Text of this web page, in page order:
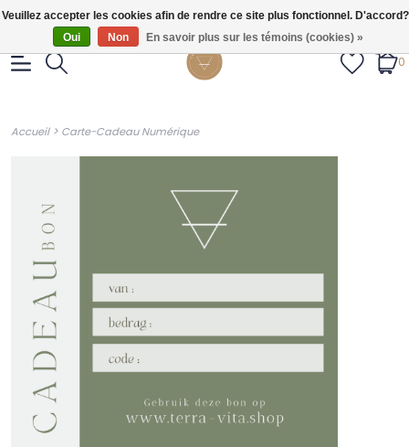
Gratis verzendig vanaf €55.
0
Accueil> Carte-Cadeau Numérique
Veuillez accepter les cookies afin de rendre ce site plus fonctionnel. D'accord?
Oui
Non En savoir plus sur les témoins (cookies) »